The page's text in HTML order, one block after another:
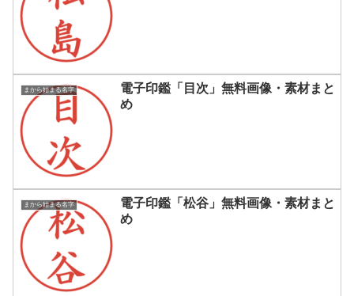
まから始まる名字
電子印鑑「目次」無料画像・素材まと
め
まから始まる名字
電子印鑑「松谷」無料画像・素材まと
め